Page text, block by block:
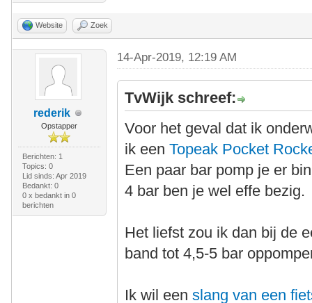
Website Zoek
rederik
Opstapper
Berichten: 1
Topics: 0
Lid sinds: Apr 2019
Bedankt: 0
0 x bedankt in 0
berichten
14-Apr-2019, 12:19 AM
TvWijk schreef:
Voor het geval dat ik
ik eenTopeak Pocket
Een paar bar pomp je er
4 bar ben je wel effe bezig.
Het liefst zou ik dan bij de
band tot 4,5-5 bar
Ik wil eenslang van een